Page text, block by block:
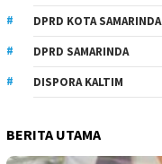
DPRD KOTA SAMARINDA
DPRD SAMARINDA
DISPORA KALTIM
BERITA UTAMA